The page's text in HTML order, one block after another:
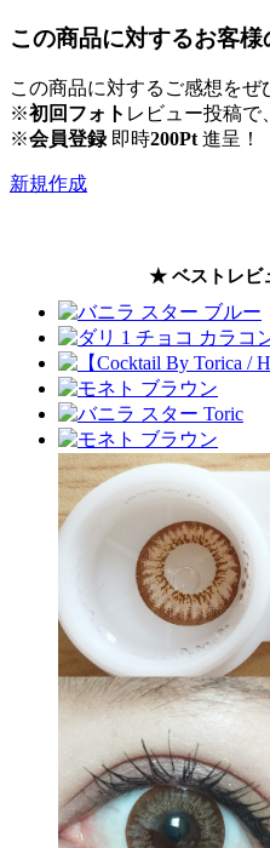
この商品に対するお客様
この商品に対するご感想をぜ
※初回フォト レビュー投稿で、
※会員登録即時200Pt 進呈！
新規作成
★ ベストレビ